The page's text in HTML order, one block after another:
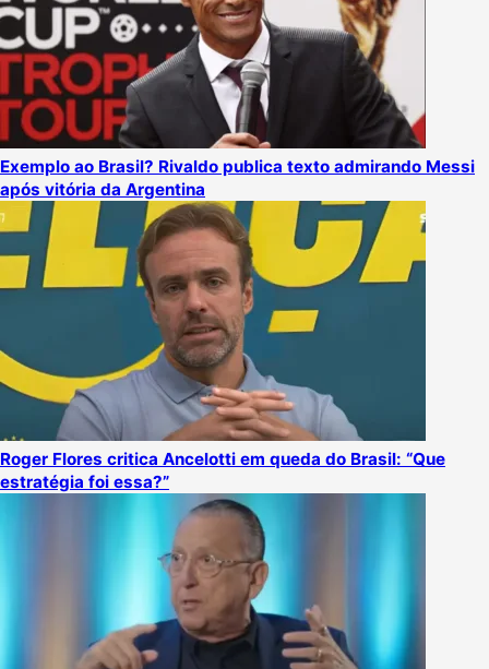
Exemplo ao Brasil? Rivaldo publica texto admirando Messi
após vitória da Argentina
Roger Flores critica Ancelotti em queda do Brasil: “Que
estratégia foi essa?”